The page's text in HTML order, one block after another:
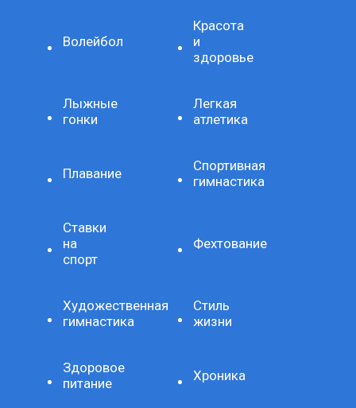
Волейбол
Красота
и
здоровье
Лыжные
гонки
Легкая
атлетика
Плавание
Спортивная
гимнастика
Ставки
на
спорт
Фехтование
Художественная
гимнастика
Стиль
жизни
Здоровое
питание
Хроника